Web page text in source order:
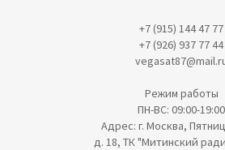
+7 (915) 144 47 77
+7 (926) 937 77 44
Режим работы
ПН-ВС: 09:00-19:00
Адрес: г. Москва,
д. 18, ТК "Митинский